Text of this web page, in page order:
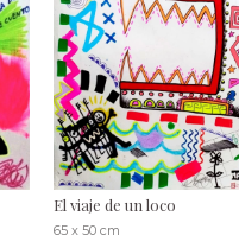
El viaje de un loco
65 x 50 cm